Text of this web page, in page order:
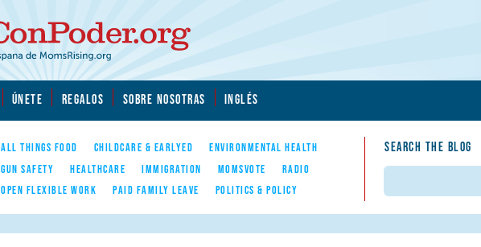
ÚNETE REGALOS SOBRE NOSOTRAS INGLÉS
ALL THINGS FOOD CHILDCARE & EARLYED
ENVIRONMENTAL HEALTH
GUN SAFETY
HEALTHCARE IMMIGRATION MOMSVOTE
RADIO
OPEN FLEXIBLE WORK
PAID FAMILY LEAVE POLITICS & POLICY
SEARCH THE BLOG
Search form